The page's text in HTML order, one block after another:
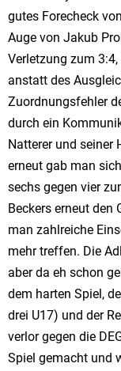
gutes Forecheck
Auge von Jakub
Verletzung zum
anstatt des
Zuordnungsfehler
durch ein
Natterer und seiner
erneut gab man
sechs gegen vier
Beckers erneut den
man zahlreiche
mehr treffen. Die
aber da eh schon
dem harten Spiel,
drei U17) und der
verlor gegen die
Spiel gemacht und